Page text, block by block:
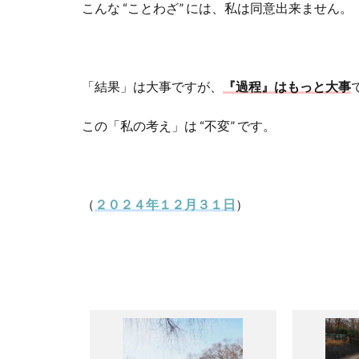
こんな “ことわざ” には、私は同意出来ません。
「結果」は大事ですが、 『過程』はもっと大事
この「私の考え」は “不変” です。
（ ２０２４年１２月３１日 ）